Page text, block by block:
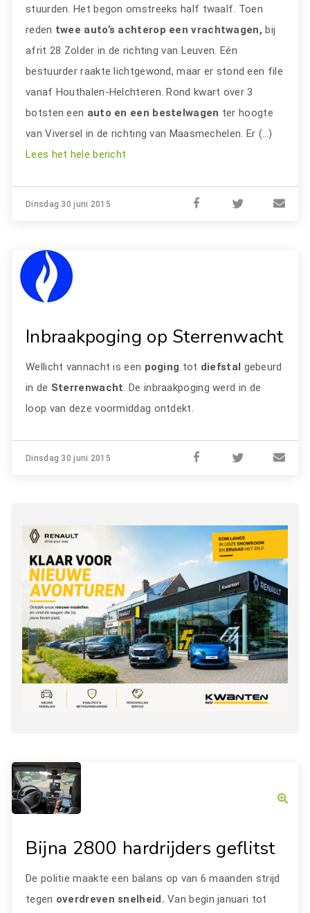
stuurden. Het begon omstreeks half twaalf. Toen
reden twee auto’s achterop een vrachtwagen, bij
afrit 28 Zolder in de richting van Leuven. Eén
bestuurder raakte lichtgewond, maar er stond een file
vanaf Houthalen-Helchteren. Rond kwart over 3
botsten een auto en een bestelwagen ter hoogte
van Viversel in de richting van Maasmechelen. Er (…)
Lees het hele bericht
Dinsdag 30 juni 2015
Inbraakpoging op Sterrenwacht
Wellicht vannacht is een poging tot diefstal gebeurd
in de Sterrenwacht. De inbraakpoging werd in de
loop van deze voormiddag ontdekt.
Dinsdag 30 juni 2015
Bijna 2800 hardrijders geflitst
De politie maakte een balans op van 6 maanden strijd
tegen overdreven snelheid. Van begin januari tot